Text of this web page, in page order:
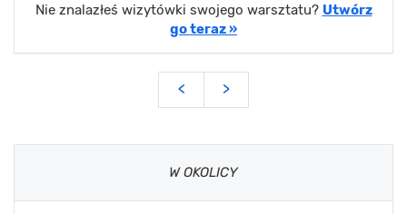
Nie znalazłeś wizytówki swojego warsztatu? Utwórz
go teraz »
< >
W OKOLICY